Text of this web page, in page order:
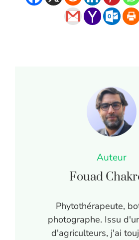
Auteur
Fouad
Phytothérapeute,
photographe. Issu
d'agriculteurs, j'ai